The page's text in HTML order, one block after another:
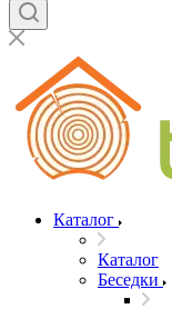
Каталог
Каталог
Беседки